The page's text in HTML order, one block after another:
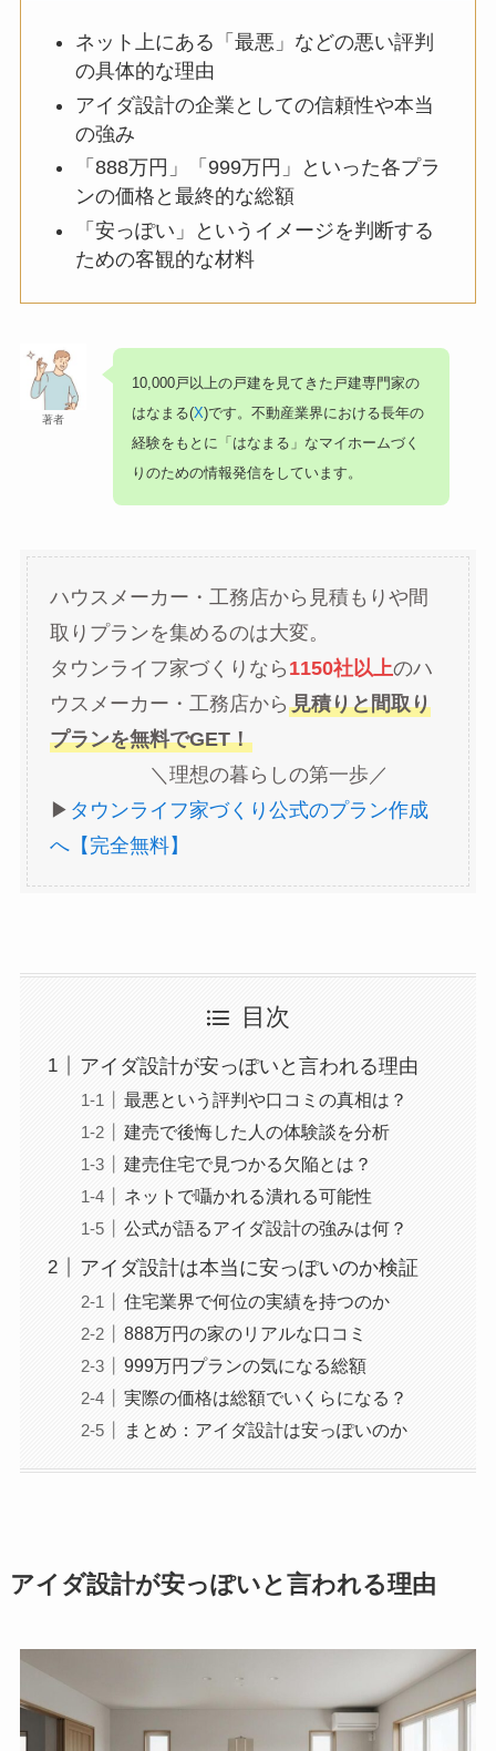
ネット上にある「最悪」などの悪い評判
の具体的な理由
アイダ設計の企業としての信頼性や本当
の強み
「888万円」「999万円」といった各プラ
ンの価格と最終的な総額
「安っぽい」というイメージを判断する
ための客観的な材料
著者
10,000戸以上の戸建を見てきた戸建専門家の
はなまる(X)です。不動産業界における長年の
経験をもとに「はなまる」なマイホームづく
りのための情報発信をしています。
ハウスメーカー・工務店から見積もりや間
取りプランを集めるのは大変。
タウンライフ家づくりなら 1150社以上のハ
ウスメーカー・工務店から 見積りと間取り
プランを無料でGET！
＼理想の暮らしの第一歩／
▶︎ タウンライフ家づくり公式のプラン作成
へ【完全無料】
目次
アイダ設計が安っぽいと言われる理由
最悪という評判や口コミの真相は？
建売で後悔した人の体験談を分析
建売住宅で見つかる欠陥とは？
ネットで囁かれる潰れる可能性
公式が語るアイダ設計の強みは何？
アイダ設計は本当に安っぽいのか検証
住宅業界で何位の実績を持つのか
888万円の家のリアルな口コミ
999万円プランの気になる総額
実際の価格は総額でいくらになる？
まとめ：アイダ設計は安っぽいのか
アイダ設計が安っぽいと言われる理由